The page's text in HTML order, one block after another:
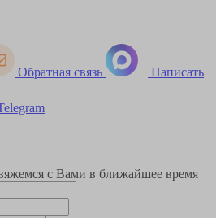
Обратная связь Написать
с Вами в ближайшее время